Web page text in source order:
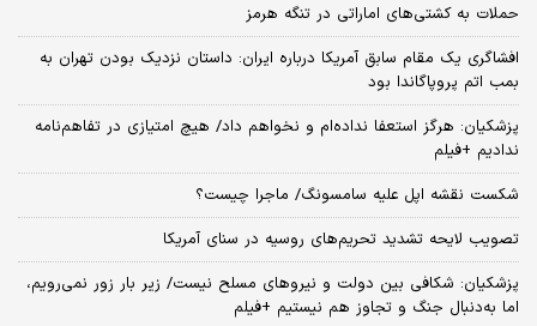
حملات به کشتی‌های اماراتی در تنگه هرمز
افشاگری یک مقام سابق آمریکا درباره ایران: داستان نزدیک بودن تهران به
بمب اتم پروپاگاندا بود
پزشکیان: هرگز استعفا نداده‌ام و نخواهم داد/ هیچ امتیازی در تفاهم‌نامه
ندادیم +فیلم
شکست نقشه اپل علیه سامسونگ/ ماجرا چیست؟
تصویب لایحه تشدید تحریم‌های روسیه در سنای آمریکا
پزشکیان: شکافی بین دولت و نیروهای مسلح نیست/ زیر بار زور نمی‌رویم،
اما به‌دنبال جنگ و تجاوز هم نیستیم +فیلم